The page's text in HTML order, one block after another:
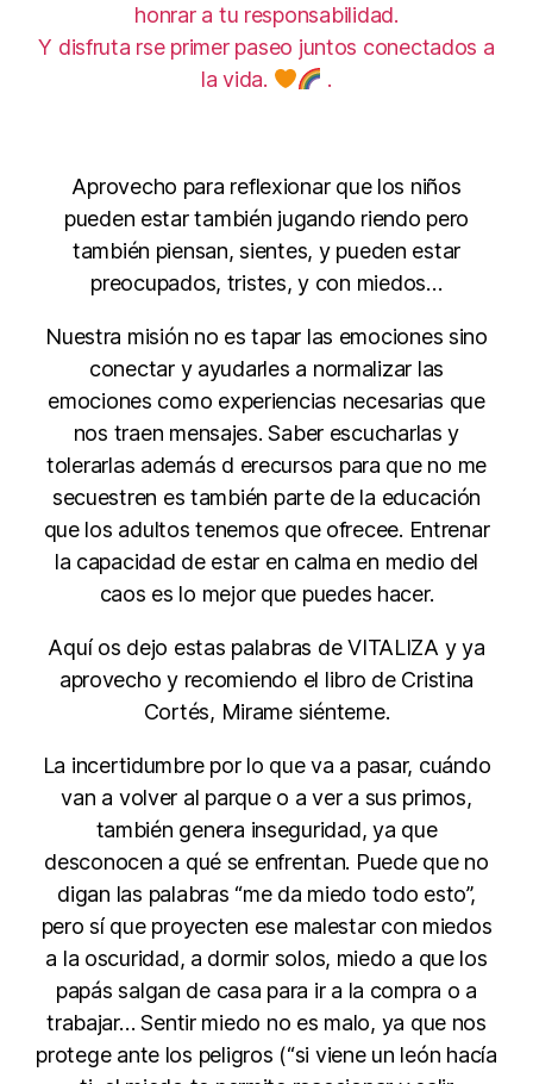
honrar a tu responsabilidad.
Y disfruta rse primer paseo juntos conectados a
la vida.
.
Aprovecho para reflexionar que los niños
pueden estar también jugando riendo pero
también piensan, sientes, y pueden estar
preocupados, tristes, y con miedos…
Nuestra misión no es tapar las emociones sino
conectar y ayudarles a normalizar las
emociones como experiencias necesarias que
nos traen mensajes. Saber escucharlas y
tolerarlas además d erecursos para que no me
secuestren es también parte de la educación
que los adultos tenemos que ofrecee. Entrenar
la capacidad de estar en calma en medio del
caos es lo mejor que puedes hacer.
Aquí os dejo estas palabras de VITALIZA y ya
aprovecho y recomiendo el libro de Cristina
Cortés, Mirame siénteme.
La incertidumbre por lo que va a pasar, cuándo
van a volver al parque o a ver a sus primos,
también genera inseguridad, ya que
desconocen a qué se enfrentan. Puede que no
digan las palabras “me da miedo todo esto”,
pero sí que proyecten ese malestar con miedos
a la oscuridad, a dormir solos, miedo a que los
papás salgan de casa para ir a la compra o a
trabajar… Sentir miedo no es malo, ya que nos
protege ante los peligros (“si viene un león hacía